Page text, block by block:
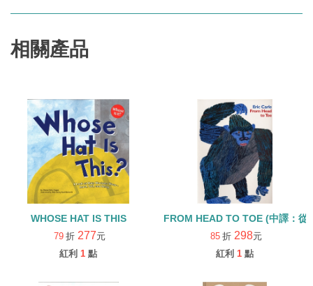
相關產品
WHOSE HAT IS THIS
79 折 277元
紅利 1 點
FROM HEAD TO TOE (中譯：從
85 折 298元
紅利 1 點